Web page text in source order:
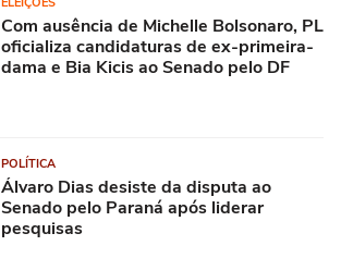
Com ausência de Michelle Bolsonaro, PL
oficializa candidaturas de ex-primeira-
dama e Bia Kicis ao Senado pelo DF
POLÍTICA
Álvaro Dias desiste da disputa ao
Senado pelo Paraná após liderar
pesquisas